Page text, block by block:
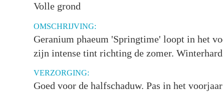
Volle grond
OMSCHRIJVING:
Geranium phaeum 'Springtime' loopt in het
zijn intense tint richting de zomer.
VERZORGING:
Goed voor de halfschaduw. Pas in het